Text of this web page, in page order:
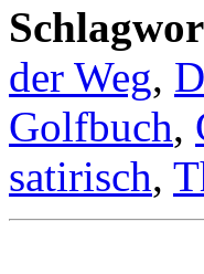
der Weg,
Golfbuch,
satirisch,